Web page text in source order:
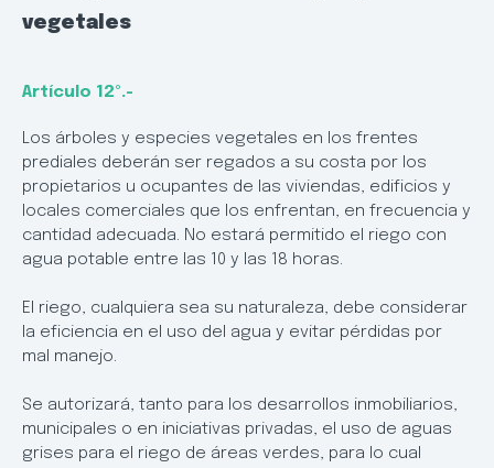
vegetales
Artículo 12º.-
Los árboles y especies vegetales en los frentes
prediales deberán ser regados a su costa por los
propietarios u ocupantes de las viviendas, edificios y
locales comerciales que los enfrentan, en frecuencia y
cantidad adecuada. No estará permitido el riego con
agua potable entre las 10 y las 18 horas.
El riego, cualquiera sea su naturaleza, debe considerar
la eficiencia en el uso del agua y evitar pérdidas por
mal manejo.
Se autorizará, tanto para los desarrollos inmobiliarios,
municipales o en iniciativas privadas, el uso de aguas
grises para el riego de áreas verdes, para lo cual